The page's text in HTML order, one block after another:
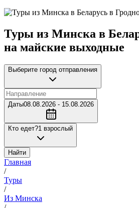
Туры из Минска в
на майские выходные
Выберите город отправления
Даты08.08.2026 - 15.08.2026
Кто едет?1 взрослый
Найти
Главная
/
Туры
/
Из Минска